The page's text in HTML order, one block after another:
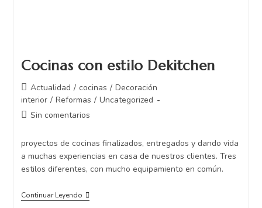
Cocinas con estilo Dekitchen
Actualidad / cocinas / Decoración
interior / Reformas / Uncategorized
Sin comentarios
proyectos de cocinas finalizados, entregados y dando vida
a muchas experiencias en casa de nuestros clientes. Tres
estilos diferentes, con mucho equipamiento en común.
Continuar Leyendo